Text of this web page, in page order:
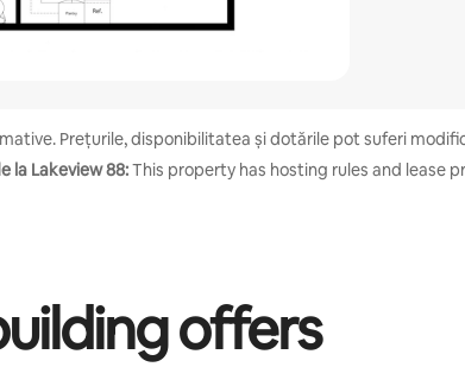
Prețurile, disponibilitatea și dotările pot suferi
la Lakeview 88:This property has hosting rules and lease
offers